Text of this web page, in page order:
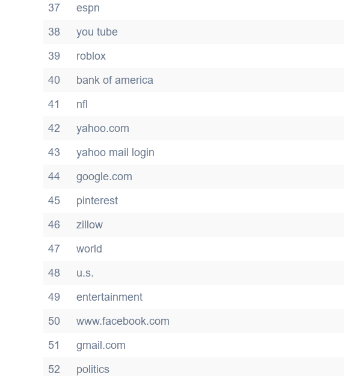
37
espn
38
you tube
39
roblox
40
bank of america
41
nfl
42
yahoo.com
43
yahoo mail login
44
google.com
45
pinterest
46
zillow
47
world
48
u.s.
49
entertainment
50
www.facebook.com
51
gmail.com
52
politics